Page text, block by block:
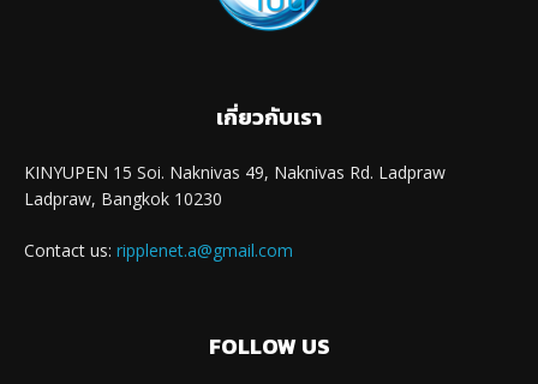
เกี่ยวกับเรา
KINYUPEN 15 Soi. Naknivas 49, Naknivas Rd. Ladpraw
Ladpraw, Bangkok 10230
Contact us: ripplenet.a@gmail.com
FOLLOW US